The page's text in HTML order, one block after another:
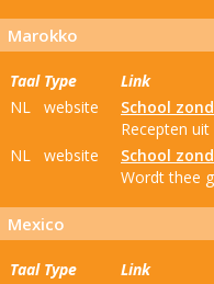
Marokko
Taal Type
Link
NL
website
School
Recepten
NL
website
School
Wordt thee
Mexico
Taal Type
Link